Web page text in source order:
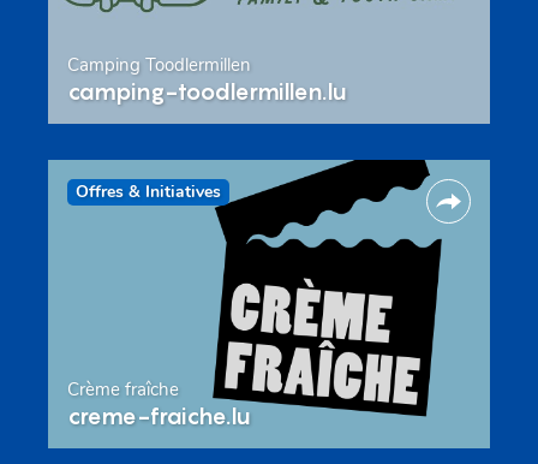
Camping Toodlermillen
camping-toodlermillen.lu
Offres & Initiatives
Crème fraîche
creme-fraiche.lu